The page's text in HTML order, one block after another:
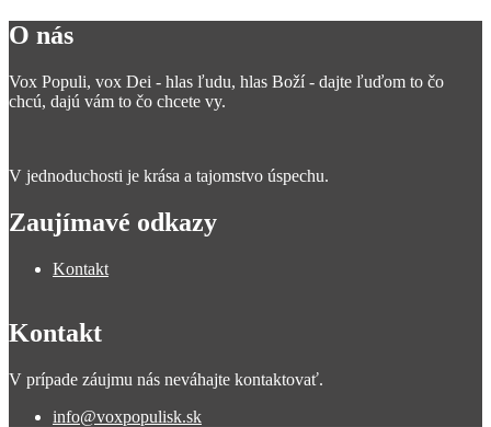
O nás
Vox Populi, vox Dei - hlas ľudu, hlas Boží - dajte ľuďom to čo
chcú, dajú vám to čo chcete vy.
V jednoduchosti je krása a tajomstvo úspechu.
Zaujímavé odkazy
Kontakt
Kontakt
V prípade záujmu nás neváhajte kontaktovať.
info@voxpopulisk.sk